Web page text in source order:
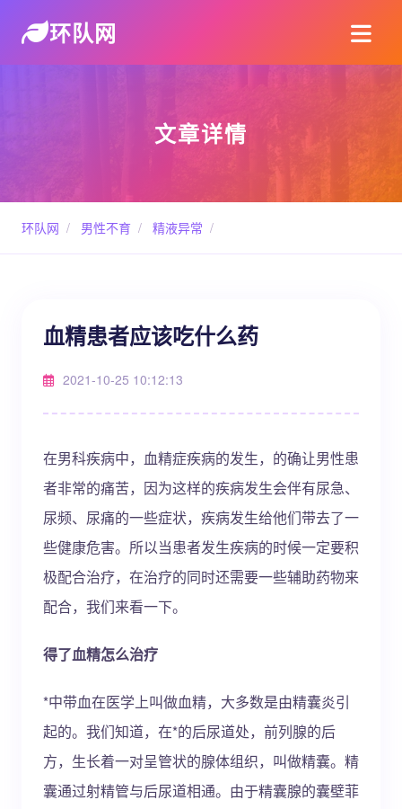
环队网
文章详情
环队网 / 男性不育 / 精液异常 /
血精患者应该吃什么药
2021-10-25 10:12:13
在男科疾病中，血精症疾病的发生，的确让男性患
者非常的痛苦，因为这样的疾病发生会伴有尿急、
尿频、尿痛的一些症状，疾病发生给他们带去了一
些健康危害。所以当患者发生疾病的时候一定要积
极配合治疗，在治疗的同时还需要一些辅助药物来
配合，我们来看一下。
得了血精怎么治疗
*中带血在医学上叫做血精，大多数是由精囊炎引
起的。我们知道，在*的后尿道处，前列腺的后
方，生长着一对呈管状的腺体组织，叫做精囊。精
囊通过射精管与后尿道相通。由于精囊腺的囊壁菲